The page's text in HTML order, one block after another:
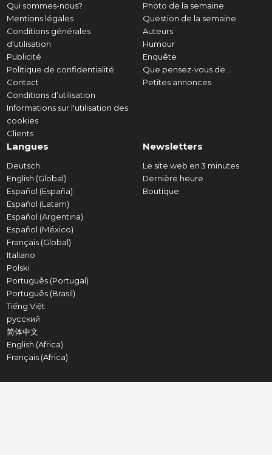
Qui sommes-nous?
Mentions légales
Conditions générales
d'utilisation
Publicité
Politique de confidentialité
Contact
Conditions d’utilisation
Informations sur l'utilisation des
cookies
Clients
Photo de la semaine
Question de la semaine
Auteurs
Humour
Enquête
Que pensez-vous de...
Petites annonces
Langues
Deutsch
English (Global)
Español (España)
Español (Latam)
Español (Argentina)
Español (México)
Français (Global)
Italiano
Polski
Português (Portugal)
Português (Brasil)
Tiếng Việt
русский
简体中文
English (Africa)
Français (Africa)
Newsletters
Le site web en 3 minutes
Dernière heure
Boutique